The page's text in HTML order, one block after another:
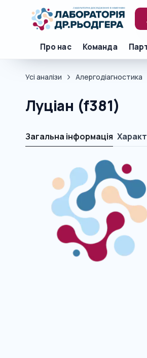
Про нас Команда
Усі аналізи Алергодіагностика
Луціан (f381)
Загальна інформація